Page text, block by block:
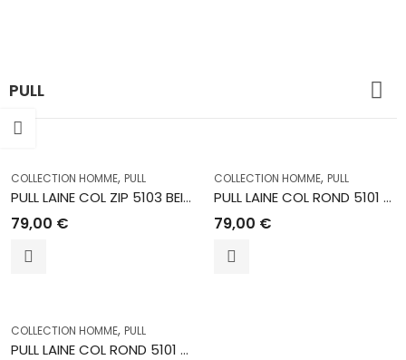
PULL
COLLECTION HOMME, PULL
PULL LAINE COL ZIP 5103 BEIGE
79,00 €
COLLECTION HOMME, PULL
PULL LAINE COL ROND 5101 BEIGE
79,00 €
COLLECTION HOMME, PULL
PULL LAINE COL ROND 5101 MARINE